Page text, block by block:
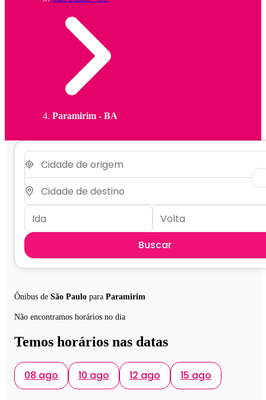
Paramirim - BA
Buscar
Ônibus de São Paulo para Paramirim
Não encontramos horários no dia
Temos horários nas datas
08 ago 10 ago 12 ago 15 ago